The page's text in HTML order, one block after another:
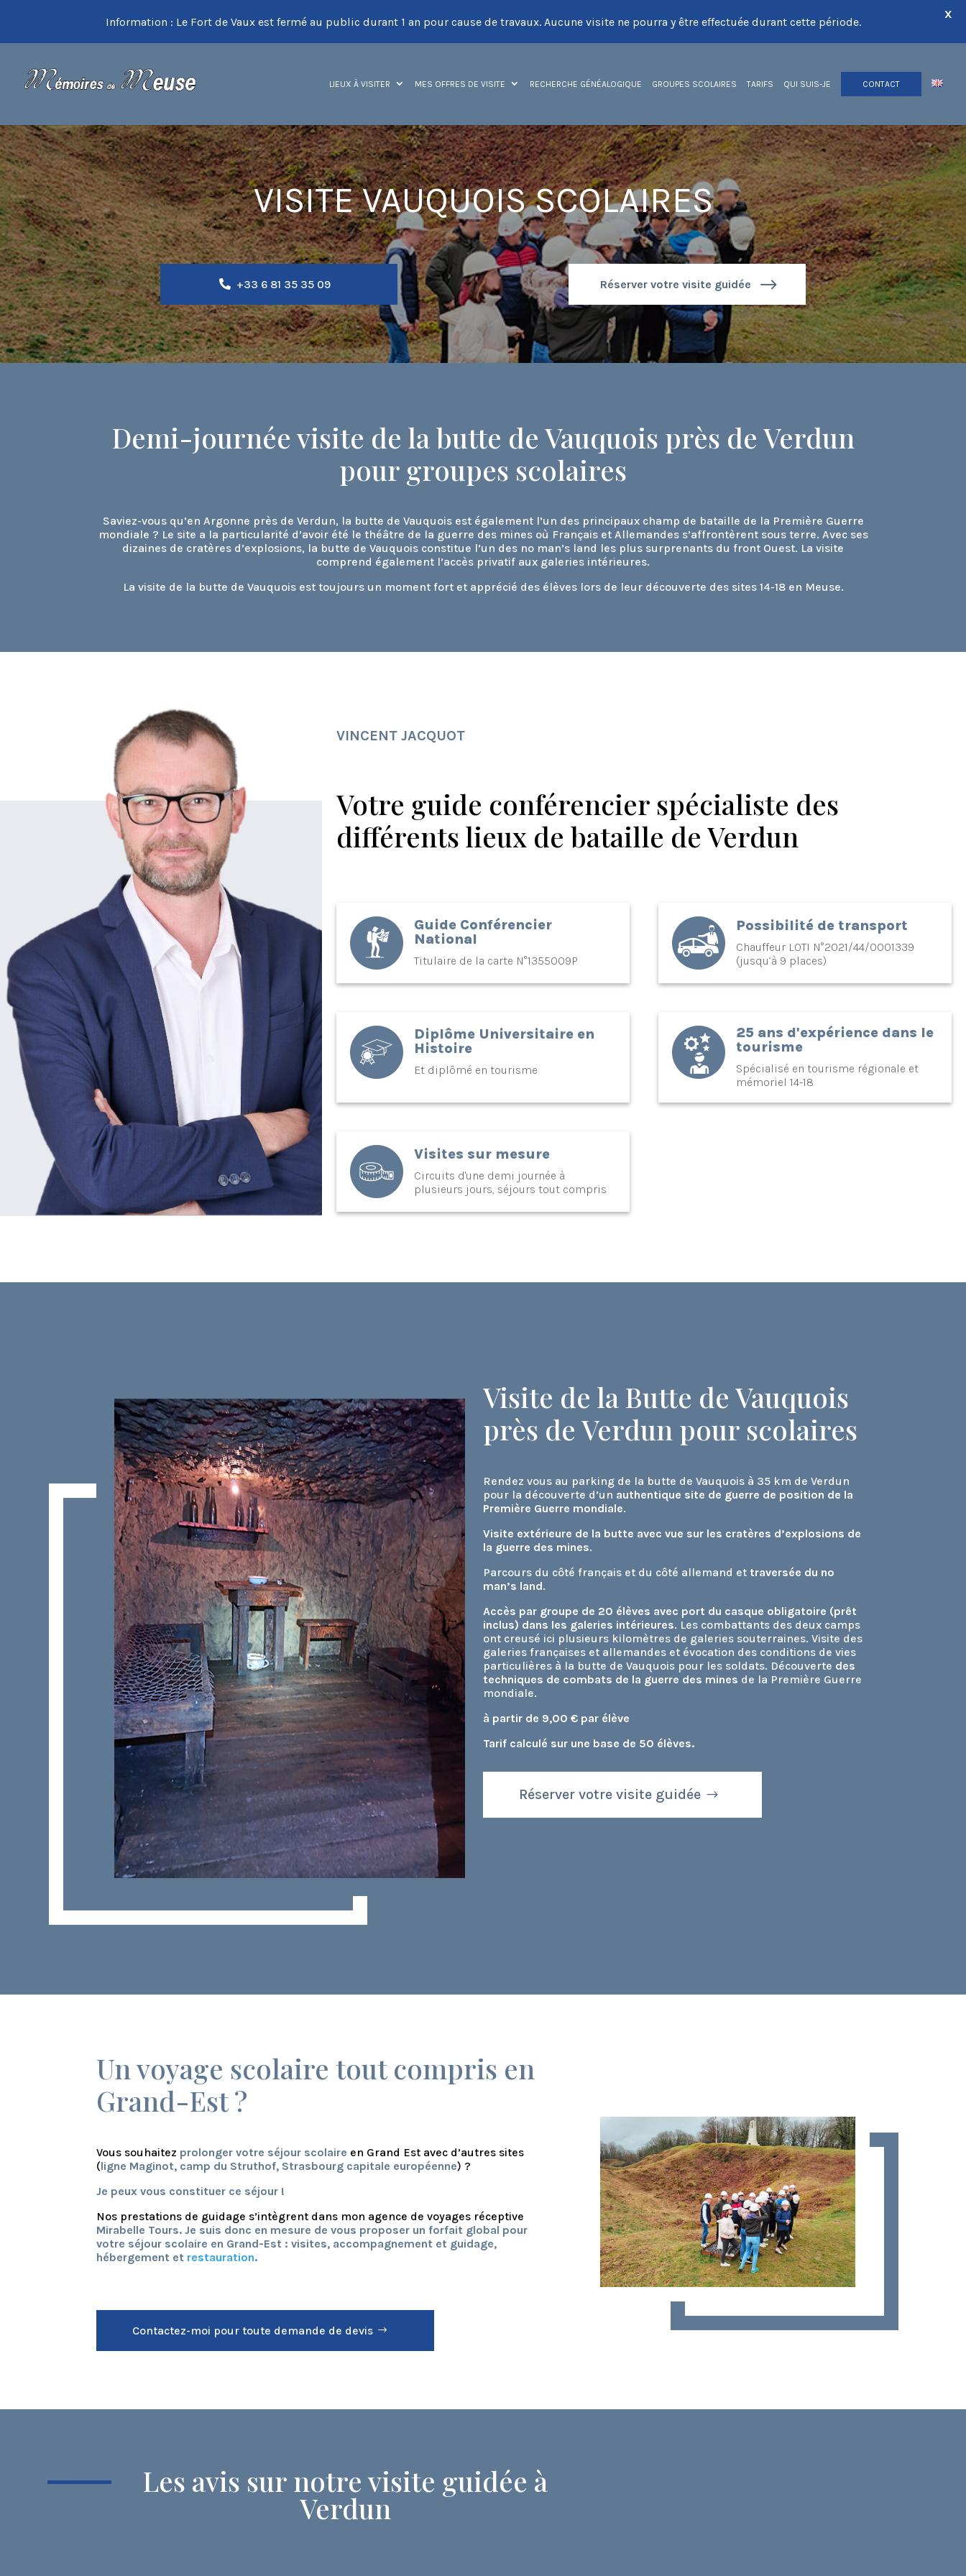
LIEUX À VISITER MES OFFRES DE VISITE RECHERCHE GÉNÉALOGIQUE GROUPES SCOLAIRES TARIFS QUI SUIS-JE CONTACT
VISITE VAUQUOIS SCOLAIRES
+33 6 81 35 35 09 Réserver votre visite guidée
Demi-journée visite de la butte de Vauquois près de Verdun
pour groupes scolaires
Saviez-vous qu’en Argonne près de Verdun, la butte de Vauquois est également l’un des principaux champ de bataille de la Première Guerre
mondiale ? Le site a la particularité d’avoir été le théâtre de la guerre des mines où Français et Allemandes s’affrontèrent sous terre. Avec ses
dizaines de cratères d’explosions, la butte de Vauquois constitue l’un des no man’s land les plus surprenants du front Ouest. La visite
comprend également l’accès privatif aux galeries intérieures.
La visite de la butte de Vauquois est toujours un moment fort et apprécié des élèves lors de leur découverte des sites 14-18 en Meuse.
VINCENT JACQUOT
Votre guide conférencier spécialiste des
différents lieux de bataille de Verdun
Guide Conférencier
National
Titulaire de la carte N°1355009P
Possibilité de transport
Chauffeur LOTI N°2021/44/0001339
(jusqu’à 9 places)
Diplôme Universitaire en
Histoire
Et diplômé en tourisme
25 ans d'expérience dans le
tourisme
Spécialisé en tourisme régionale et
mémoriel 14-18
Visites sur mesure
Circuits d'une demi journée à
plusieurs jours, séjours tout compris
Visite de la Butte de Vauquois
près de Verdun pour scolaires
Rendez vous au parking de la butte de Vauquois à 35 km de Verdun
pour la découverte d’un authentique site de guerre de position de la
Première Guerre mondiale.
Visite extérieure de la butte avec vue sur les cratères d’explosions de
la guerre des mines.
Parcours du côté français et du côté allemand et traversée du no
man’s land.
Accès par groupe de 20 élèves avec port du casque obligatoire (prêt
inclus) dans les galeries intérieures. Les combattants des deux camps
ont creusé ici plusieurs kilomètres de galeries souterraines. Visite des
galeries françaises et allemandes et évocation des conditions de vies
particulières à la butte de Vauquois pour les soldats. Découverte des
techniques de combats de la guerre des mines de la Première Guerre
mondiale.
à partir de 9,00 € par élève
Tarif calculé sur une base de 50 élèves.
Réserver votre visite guidée
Un voyage scolaire tout compris en
Grand-Est ?
Vous souhaitez prolonger votre séjour scolaire en Grand Est avec d’autres sites
(ligne Maginot, camp du Struthof, Strasbourg capitale européenne) ?
Je peux vous constituer ce séjour !
Nos prestations de guidage s’intègrent dans mon agence de voyages réceptive
Mirabelle Tours. Je suis donc en mesure de vous proposer un forfait global pour
votre séjour scolaire en Grand-Est : visites, accompagnement et guidage,
hébergement et restauration.
Contactez-moi pour toute demande de devis
Les avis sur notre visite guidée à
Verdun
Information : Le Fort de Vaux est fermé au public durant 1 an pour cause de travaux. Aucune visite ne pourra y être effectuée durant cette période.
X